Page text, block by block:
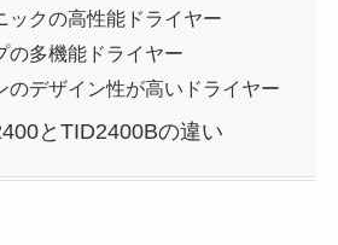
ックの高性能ドライヤー
の多機能ドライヤー
のデザイン性が高いドライヤー
とTID2400Bの違い